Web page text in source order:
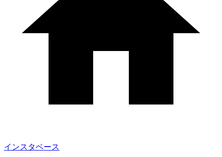
インスタベース